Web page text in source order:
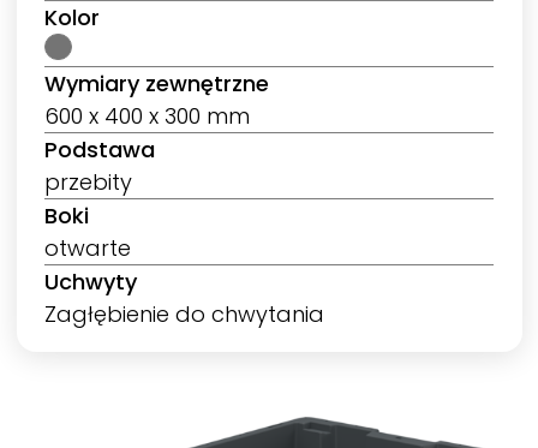
Kolor
Wymiary zewnętrzne
600 x 400 x 300 mm
Podstawa
przebity
Boki
otwarte
Uchwyty
Zagłębienie do chwytania